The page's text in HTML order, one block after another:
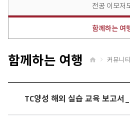
전공 이모저
함께하는 여
함께하는 여행 커뮤니티
TC양성 해외 실습 교육 보고서